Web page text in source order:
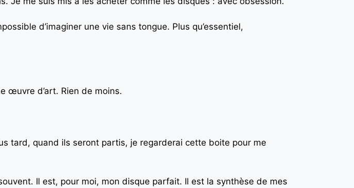
d’imaginer une vie sans tongue. Plus qu’essentiel,
œuvre d’art. Rien de moins.
tard, quand ils seront partis, je regarderai cette boite pour me
Il est, pour moi, mon disque parfait. Il est la synthèse de mes